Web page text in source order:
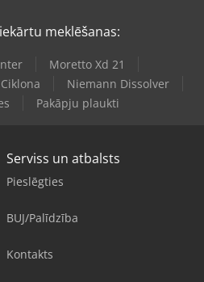
meklēšanas:
Moretto Xd 21
Ciklona
Niemann Dissolver
Pakāpju plaukti
Serviss un atbalsts
Pieslēgties
BUJ/Palīdzība
Kontakts